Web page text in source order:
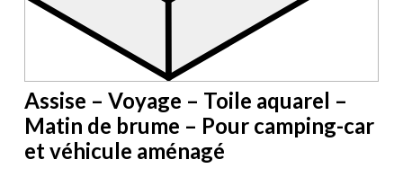
Assise – Voyage – Toile aquarel –
Matin de brume – Pour camping-car
et véhicule aménagé